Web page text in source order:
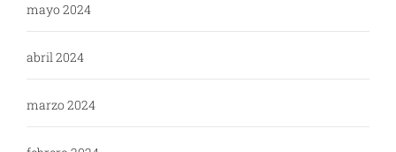
mayo 2024
abril 2024
marzo 2024